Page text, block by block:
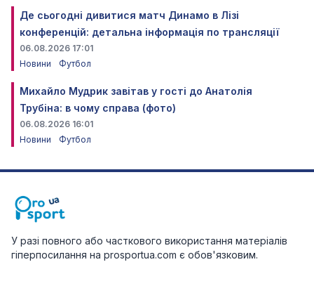
Де сьогодні дивитися матч Динамо в Лізі
конференцій: детальна інформація по трансляції
06.08.2026 17:01
Новини
Футбол
Михайло Мудрик завітав у гості до Анатолія
Трубіна: в чому справа (фото)
06.08.2026 16:01
Новини
Футбол
У разі повного або часткового використання матеріалів
гіперпосилання на prosportua.com є обов'язковим.